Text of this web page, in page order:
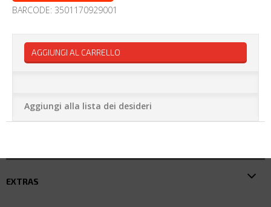
BARCODE: 3501170929001
AGGIUNGI AL CARRELLO
Aggiungi alla lista dei desideri
EXTRAS